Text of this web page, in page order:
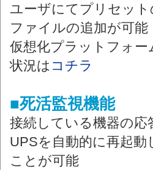
ユーザにてプリセッ
ファイルの追加が可能
仮想化プラットフォ
状況は コチラ
■死活監視機能
接続している機器の
UPSを自動的に再起
ことが可能